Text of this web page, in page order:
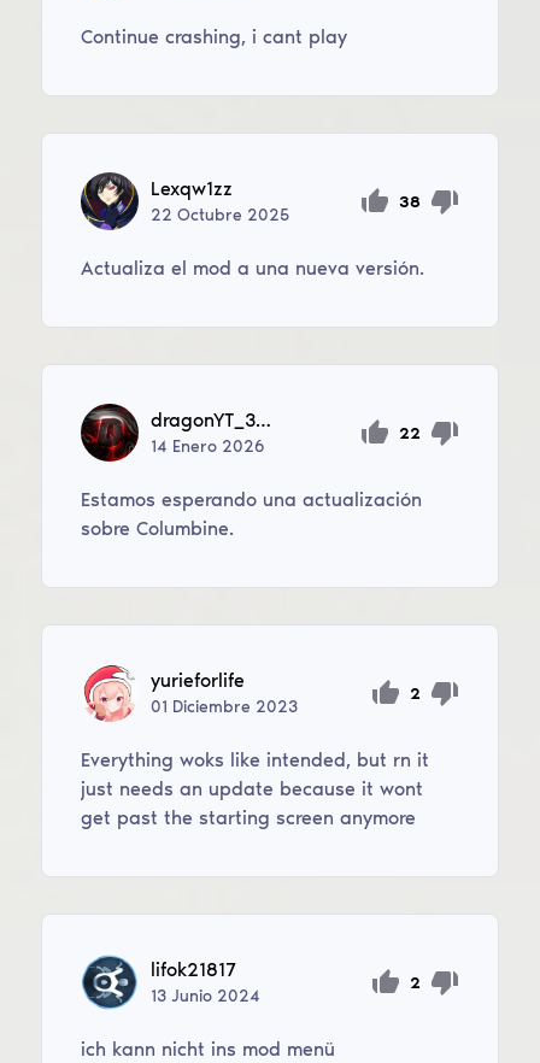
Continue crashing, i cant play
Lexqw1zz
22Octubre 2025
38
Actualiza el mod a una nueva versión.
dragonYT_327
14 Enero 2026
22
Estamos esperando una actualización
sobre Columbine.
yurieforlife
01 Diciembre 2023
2
Everything woks like intended, but rn it
just needs an update because it wont
get past the starting screen anymore
lifok21817
13Junio 2024
2
ich kann nicht ins mod menü